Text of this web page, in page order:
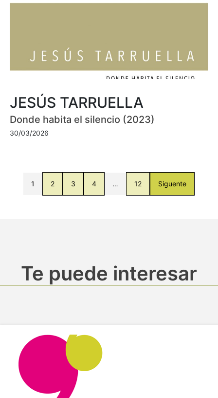
JESÚS TARRUELLA
Donde habita el silencio (2023)
30/03/2026
1 2 3 4 … 12 Siguente
Te puede interesar